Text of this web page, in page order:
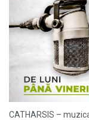
CATHARSIS –